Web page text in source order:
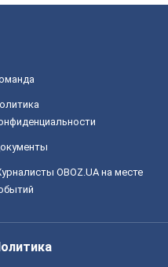
OBOZ.UA на месте